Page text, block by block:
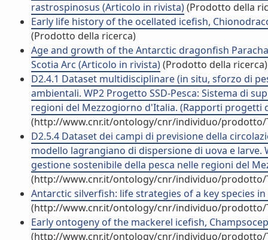
rastrospinosus (Articolo in rivista)(Prodotto della
Early life history of the ocellated icefish,
(Prodotto della ricerca)
Age and growth of the Antarctic dragonfish
Scotia Arc (Articolo in rivista)(Prodotto della ricerca)
D2.4.1 Dataset multidisciplinare (in situ, sforzo di
ambientali. WP2 Progetto SSD-Pesca: Sistema di
regioni del Mezzogiorno d'Italia. (Rapporti progetti
(http://www.cnr.it/ontology/cnr/individuo/prodotto/
D2.5.4 Dataset dei campi di previsione della
modello lagrangiano di dispersione di uova e larve.
gestione sostenibile della pesca nelle regioni del
(http://www.cnr.it/ontology/cnr/individuo/prodotto/
Antarctic silverfish: life strategies of a key species
(http://www.cnr.it/ontology/cnr/individuo/prodotto/
Early ontogeny of the mackerel icefish,
(http://www.cnr.it/ontology/cnr/individuo/prodotto/